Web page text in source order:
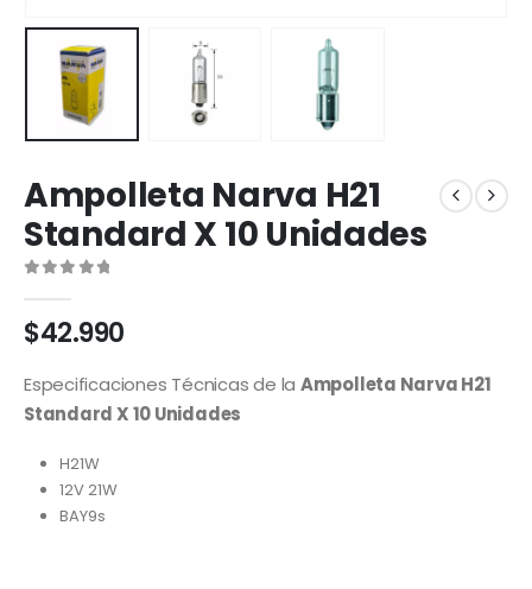
Ampolleta Narva H21
Standard X 10 Unidades
$42.990
Especificaciones Técnicas de la Ampolleta Narva H21
Standard X 10 Unidades
H21W
12V 21W
BAY9s